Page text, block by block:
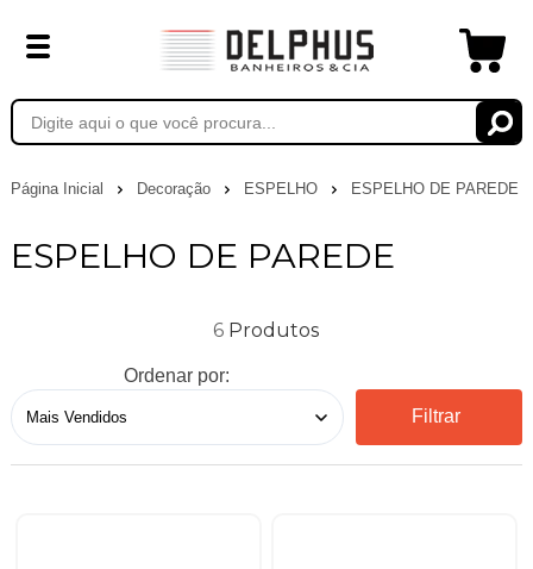
Página Inicial Decoração ESPELHO ESPELHO DE PAREDE
ESPELHO DE PAREDE
6
Ordenar por:
Filtrar